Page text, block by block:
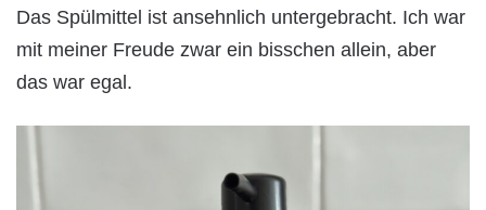
Das Spülmittel ist ansehnlich untergebracht. Ich war
mit meiner Freude zwar ein bisschen allein, aber
das war egal.